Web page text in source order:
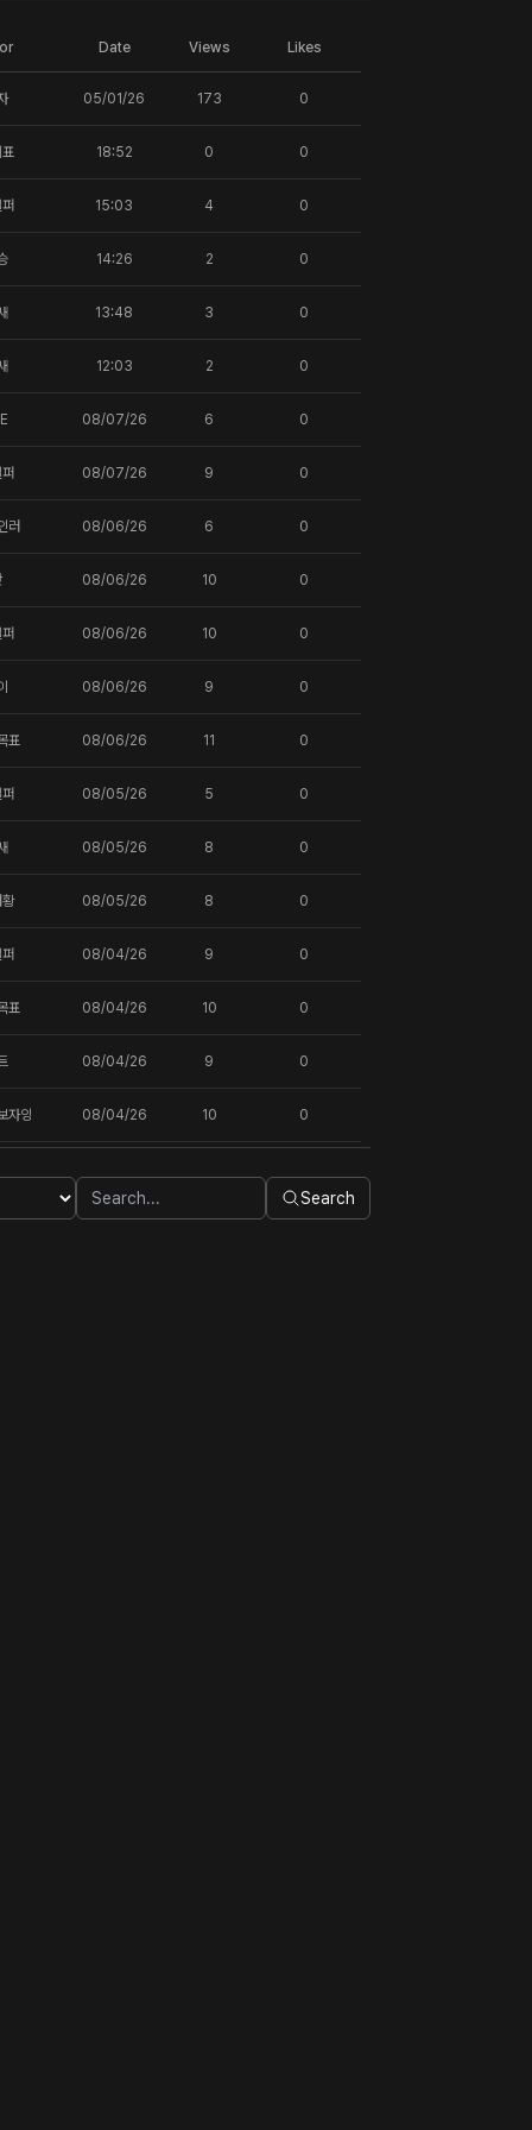
Date Views Likes
05/01/26 173 0
18:52 0 0
15:03 4 0
14:26 2 0
13:48 3 0
12:03 2 0
08/07/26 6 0
08/07/26 9 0
러 08/06/26 6 0
08/06/26 10 0
08/06/26 10 0
08/06/26 9 0
표 08/06/26 11 0
08/05/26 5 0
08/05/26 8 0
황 08/05/26 8 0
08/04/26 9 0
표 08/04/26 10 0
08/04/26 9 0
자잉 08/04/26 10 0
Search